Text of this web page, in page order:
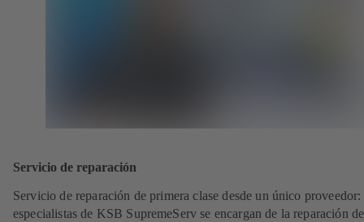
Servicio de reparación
Servicio de reparación de primera clase desde un único proveedor:
especialistas de KSB SupremeServ se encargan de la reparación